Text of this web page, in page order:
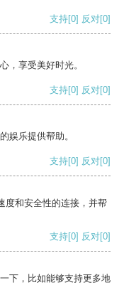
支持[0] 反对[0]
，享受美好时光。
支持[0] 反对[0]
娱乐提供帮助。
支持[0] 反对[0]
度和安全性的连接，并帮
支持[0] 反对[0]
下，比如能够支持更多地